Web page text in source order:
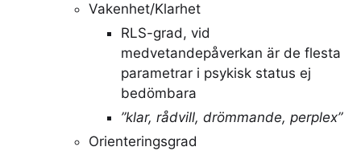
Vakenhet/Klarhet
RLS-grad, vid
medvetandepåverkan är de flesta
parametrar i psykisk status ej
bedömbara
”klar, rådvill, drömmande, perplex”
Orienteringsgrad